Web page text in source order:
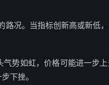
况。当指标创新高或新低
势如虹，价格可能进一步
下挫。